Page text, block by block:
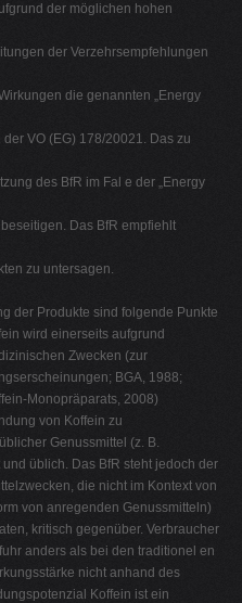
der möglichen hohen
der Verzehrsempfehlungen
die genannten „Energy
VO (EG) 178/20021. Das zu
des BfR im Fal e der „Energy
Das BfR empfiehlt
zu untersagen.
der Produkte sind folgende Punkte
wird einerseits aufgrund
Zwecken (zur
BGA, 1988;
Monopräparats, 2008)
von Koffein zu
Genussmittel (z. B.
üblich. Das BfR steht jedoch der
die nicht im Kontext von
von anregenden Genussmitteln)
kritisch gegenüber. Verbraucher
anders als bei den traditionel en
nicht anhand des
Koffein ist ein